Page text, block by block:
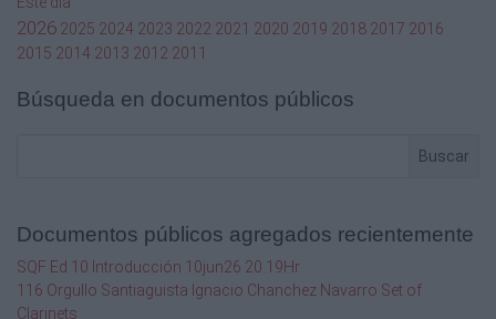
2026 2025 2024 2023 2022 2021 2020 2019 2018 2017 2016
2015 2014 2013 2012 2011
Búsqueda en documentos públicos
Buscar
Documentos públicos agregados recientemente
SQF Ed 10 Introducción 10jun26 20.19Hr
116 Orgullo Santiaguista Ignacio Chanchez Navarro Set of
Clarinets